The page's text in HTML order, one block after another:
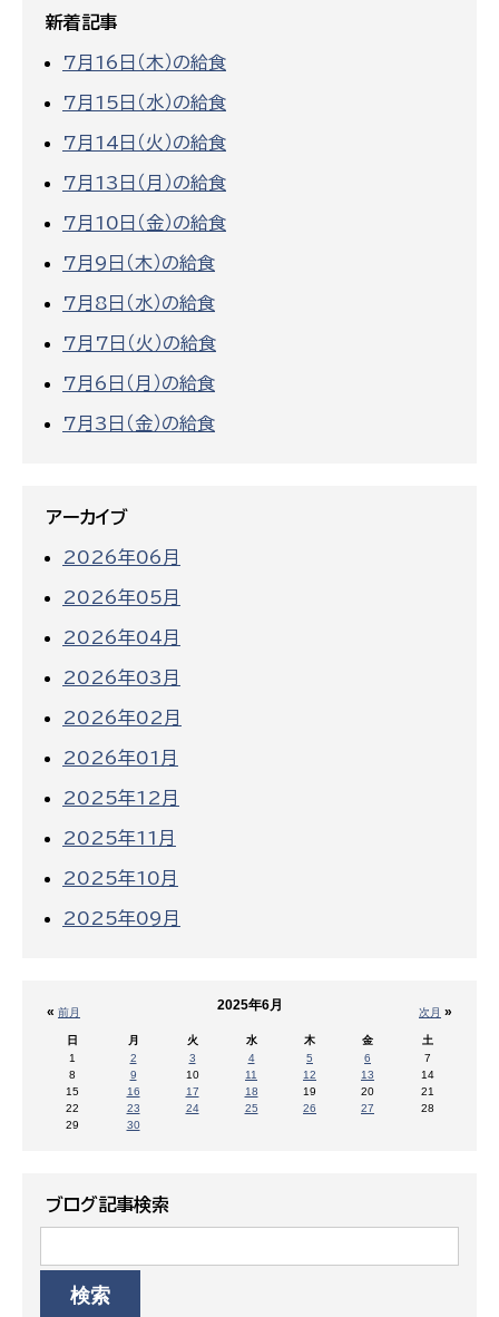
新着記事
7月16日（木）の給食
7月15日（水）の給食
7月14日（火）の給食
7月13日（月）の給食
7月10日（金）の給食
7月9日（木）の給食
7月8日（水）の給食
7月7日（火）の給食
7月6日（月）の給食
7月3日（金）の給食
アーカイブ
2026年06月
2026年05月
2026年04月
2026年03月
2026年02月
2026年01月
2025年12月
2025年11月
2025年10月
2025年09月
« 前月 次月 »
2025年6月
日 月 火 水 木 金
土
1
2 3 4 5 6
7
8
9 10 11 12 13
14
15
16 17 18 19 20
21
22
23 24 25 26 27
28
29
30
ブログ記事検索